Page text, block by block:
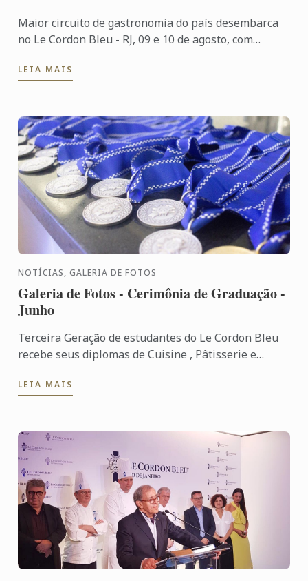
Maior circuito de gastronomia do país desembarca
no Le Cordon Bleu - RJ, 09 e 10 de agosto, com
cozinha nacional e ...
LEIA MAIS
NOTÍCIAS, GALERIA DE FOTOS
Galeria de Fotos - Cerimônia de Graduação -
Junho
Terceira Geração de estudantes do Le Cordon Bleu
recebe seus diplomas de Cuisine , Pâtisserie e
cerimônia.
LEIA MAIS